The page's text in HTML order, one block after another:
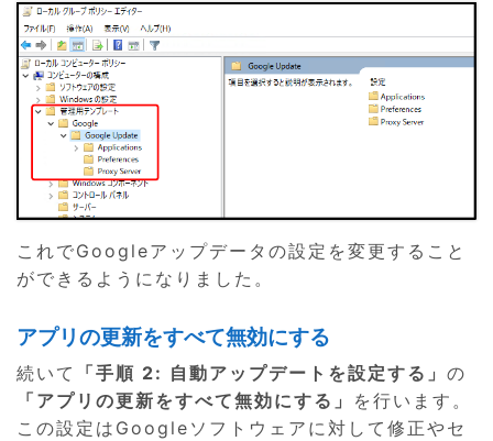
これでGoogleアップデータの設定を変更すること
ができるようになりました。
アプリの更新をすべて無効にする
続いて 「手順 2: 自動アップデートを設定する」 の
「アプリの更新をすべて無効にする」 を行います。
この設定はGoogleソフトウェアに対して修正やセ